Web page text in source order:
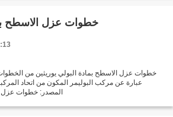
خطوات عزل الاسطح
خطوات عزل الاسطح بمادة البولي يوريثين من الخطوات
عبارة عن مركب البوليمر المكون من اتحاد
المصدر: خطوات عزل